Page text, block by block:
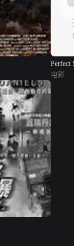
Perfect
电影